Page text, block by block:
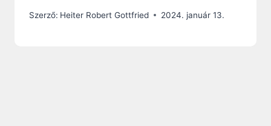
Szerző: Heiter Robert Gottfried 2024. január 13.